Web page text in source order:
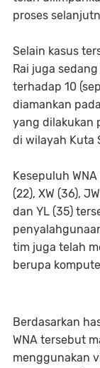
proses
Selain kasus
Rai juga
terhadap 10
diamankan
yang dilakukan
di wilayah Kuta
Kesepuluh
(22), XW (36),
dan YL (35)
tim juga telah
berupa
Berdasarkan
WNA tersebut
menggunakan